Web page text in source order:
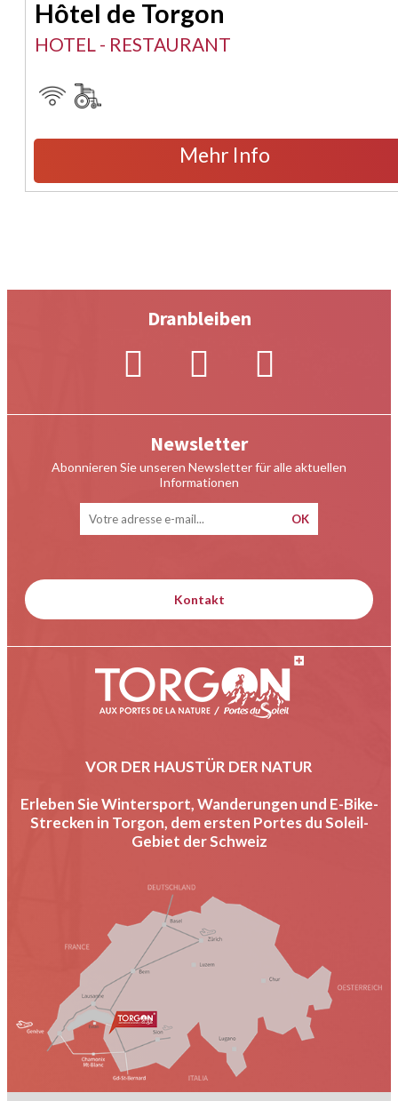
Hôtel de Torgon
HOTEL - RESTAURANT
Mehr Info
Newsletter
Abonnieren Sie unseren Newsletter für alle aktuellen
Informationen
Dranbleiben
Kontakt
VOR DER HAUSTÜR DER NATUR
Erleben Sie Wintersport, Wanderungen und E-Bike-
Strecken in Torgon, dem ersten Portes du Soleil-
Gebiet der Schweiz